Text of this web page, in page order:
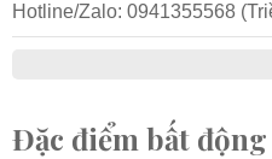
Hotline/Zalo: 0941355568
Đặc điểm bất động